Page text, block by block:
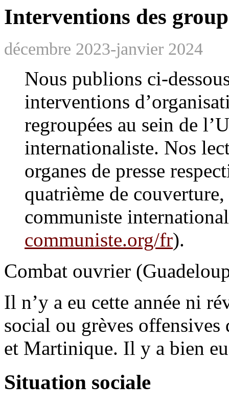
Interventions des
décembre 2023-janvier 2024
Nous publions ci-
interventions
regroupées au sein de
internationaliste. Nos
organes de presse
quatrième de
communiste
communiste.org/fr).
Combat ouvrier
Il n’y a eu cette année ni
social ou grèves offensives
et Martinique. Il y a bien eu
Situation sociale